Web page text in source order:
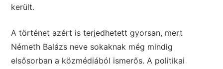
került.
A történet azért is terjedhetett gyorsan, mert
Németh Balázs neve sokaknak még mindig
elsősorban a közmédiából ismerős. A politikai